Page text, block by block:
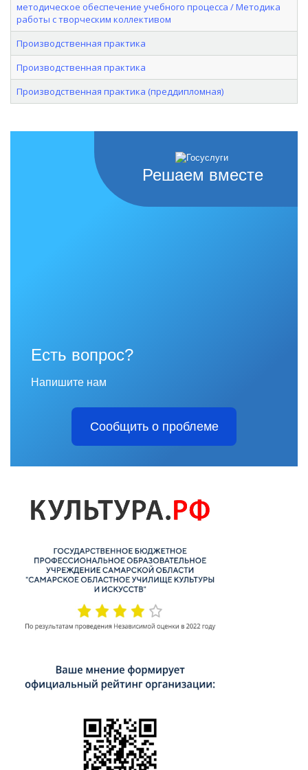
методическое обеспечение учебного процесса / Методика
работы с творческим коллективом
Производственная практика
Производственная практика
Производственная практика (преддипломная)
Решаем вместе
Есть вопрос?
Напишите нам
Сообщить о проблеме